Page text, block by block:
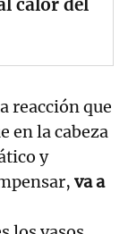
calor del
reacción que
en la cabeza
y
va a